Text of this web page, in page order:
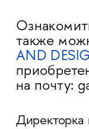
также
AND
на почту:
Директорка